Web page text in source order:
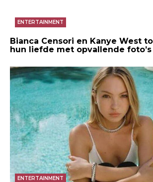
ENTERTAINMENT
Bianca Censori en Kanye West
hun liefde met opvallende foto’s
ENTERTAINMENT